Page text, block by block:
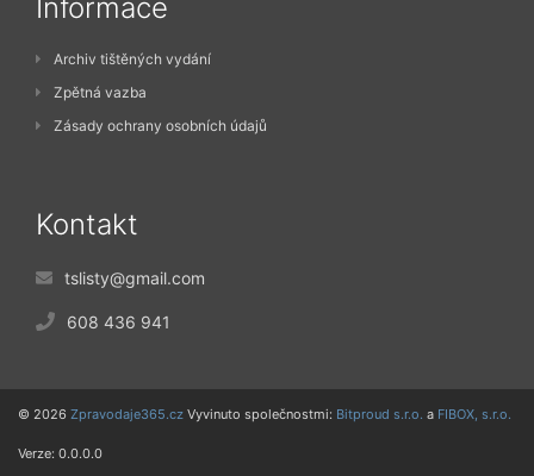
Informace
Archiv tištěných vydání
Zpětná vazba
Zásady ochrany osobních údajů
Kontakt
tslisty@gmail.com
608 436 941
© 2026 Zpravodaje365.cz Vyvinuto společnostmi: Bitproud s.r.o. a FIBOX, s.r.o.
Verze: 0.0.0.0